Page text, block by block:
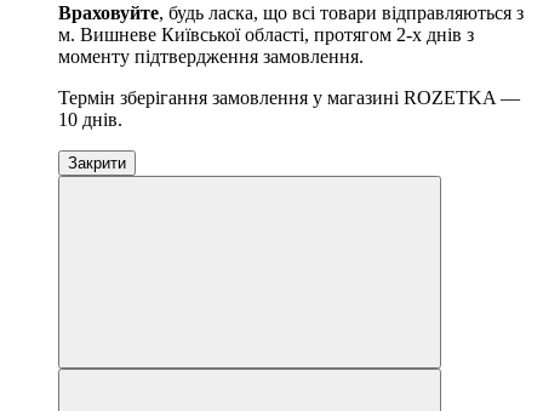
Враховуйте, будь ласка, що всі товари відправляються з
м. Вишневе Київської області, протягом 2-х днів з
моменту підтвердження замовлення.
Термін зберігання замовлення у магазині ROZETKA —
10 днів.
Закрити